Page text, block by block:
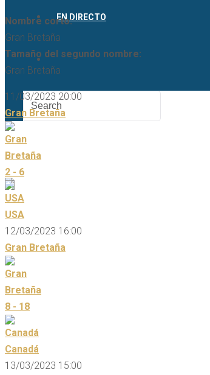
EN DIRECTO
Nombre corto:
Gran Bretaña
Tamaño del segundo nombre:
Gran Bretaña
11/03/2023 20:00
Gran Bretaña
2 - 6
USA
12/03/2023 16:00
Gran Bretaña
8 - 18
Canadá
13/03/2023 15:00